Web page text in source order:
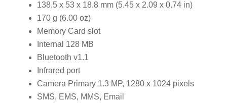
138.5 x 53 x 18.8 mm (5.45 x 2.09 x 0.74 in)
170 g (6.00 oz)
Memory Card slot
Internal 128 MB
Bluetooth v1.1
Infrared port
Camera Primary 1.3 MP, 1280 x 1024 pixels
SMS, EMS, MMS, Email